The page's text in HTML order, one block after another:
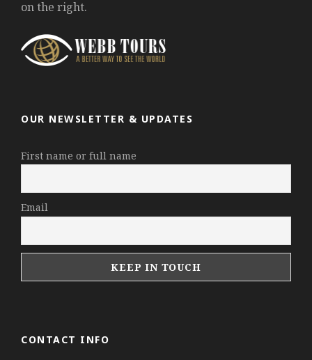
on the right.
OUR NEWSLETTER & UPDATES
First name or full name
Email
CONTACT INFO